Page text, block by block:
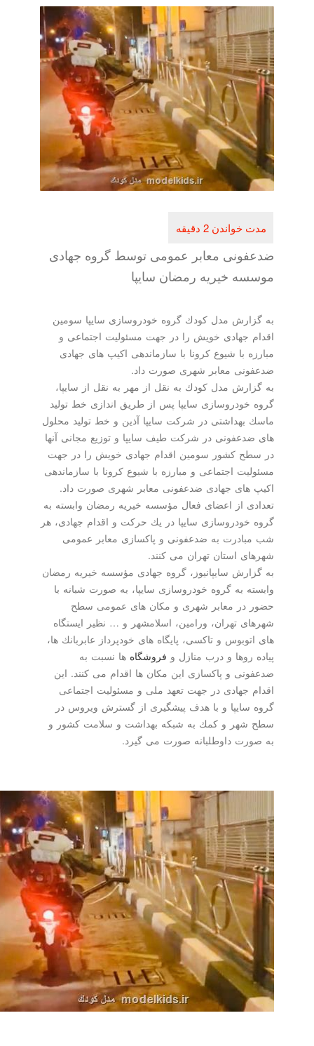
ضدعفونی معابر عمومی توسط گروه جهادی
موسسه خیریه رمضان سایپا
به گزارش مدل كودك گروه خودروسازی سایپا سومین
اقدام جهادی خویش را در جهت مسئولیت اجتماعی و
مبارزه با شیوع كرونا با سازماندهی اكیپ های جهادی
ضدعفونی معابر شهری صورت داد.
به گزارش مدل كودك به نقل از مهر به نقل از سایپا،
گروه خودروسازی سایپا پس از طریق اندازی خط تولید
ماسك بهداشتی در شركت سایپا آذین و خط تولید محلول
های ضدعفونی در شركت طیف سایپا و توزیع مجانی آنها
در سطح كشور سومین اقدام جهادی خویش را در جهت
مسئولیت اجتماعی و مبارزه با شیوع كرونا با سازماندهی
اكیپ های جهادی ضدعفونی معابر شهری صورت داد.
تعدادی از اعضای فعال مؤسسه خیریه رمضان وابسته به
گروه خودروسازی سایپا در یك حركت و اقدام جهادی، هر
شب مبادرت به ضدعفونی و پاكسازی معابر عمومی
شهرهای استان تهران می كنند.
به گزارش سایپانیوز، گروه جهادی مؤسسه خیریه رمضان
وابسته به گروه خودروسازی سایپا، به صورت شبانه با
حضور در معابر شهری و مكان های عمومی سطح
شهرهای تهران، ورامین، اسلامشهر و … نظیر ایستگاه
های اتوبوس و تاكسی، پایگاه های خودپرداز عابربانك ها،
پیاده روها و درب منازل و فروشگاهها نسبت به
ضدعفونی و پاكسازی این مكان ها اقدام می كنند. این
اقدام جهادی در جهت تعهد ملی و مسئولیت اجتماعی
گروه سایپا و با هدف پیشگیری از گسترش ویروس در
سطح شهر و كمك به شبكه بهداشت و سلامت كشور و
به صورت داوطلبانه صورت می گیرد.